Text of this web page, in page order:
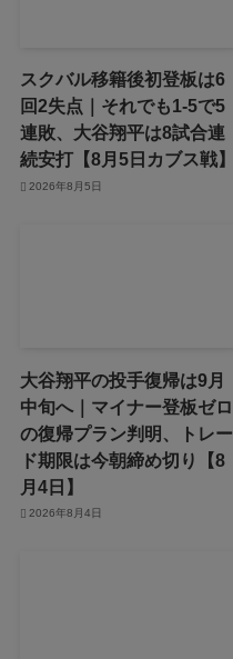
スクバル移籍後初登板は6
回2失点｜それでも1-5で5
連敗、大谷翔平は8試合連
続安打【8月5日カブス戦】
2026年8月5日
大谷翔平の投手復帰は9月
中旬へ｜マイナー登板ゼロ
の復帰プラン判明、トレー
ド期限は今朝締め切り【8
月4日】
2026年8月4日